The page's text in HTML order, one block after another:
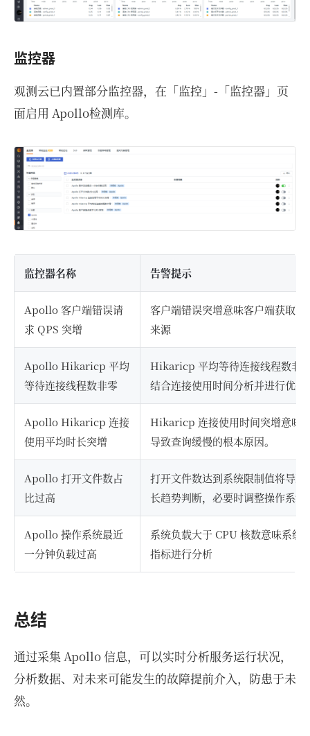
监控器
观测云已内置部分监控器，在「监控」-「监控器」页
面启用 Apollo检测库。
监控器名称 告警提示
Apollo 客户端错误请
求 QPS 突增
客户端错误突增意味客户端获取
来源
Apollo Hikaricp 平均
等待连接线程数非零
Hikaricp 平均等待连接线程数非
结合连接使用时间分析并进行优化
Apollo Hikaricp 连接
使用平均时长突增
Hikaricp 连接使用时间突增意味
导致查询缓慢的根本原因。
Apollo 打开文件数占
比过高
打开文件数达到系统限制值将导
长趋势判断，必要时调整操作系
Apollo 操作系统最近
一分钟负载过高
系统负载大于 CPU 核数意味系统
指标进行分析
总结
通过采集 Apollo 信息，可以实时分析服务运行状况，
分析数据、对未来可能发生的故障提前介入，防患于未
然。